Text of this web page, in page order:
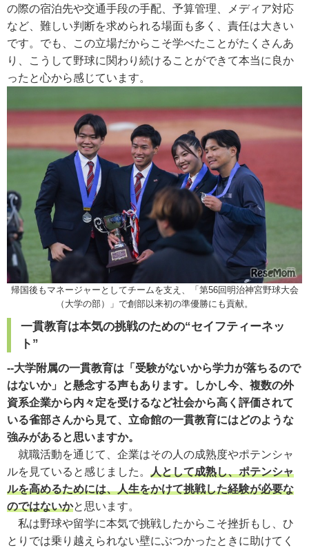
の際の宿泊先や交通手段の手配、予算管理、メディア対応
など、難しい判断を求められる場面も多く、責任は大きい
です。でも、この立場だからこそ学べたことがたくさんあ
り、こうして野球に関わり続けることができて本当に良か
ったと心から感じています。
帰国後もマネージャーとしてチームを支え、「第56回明治神宮野球大会
（大学の部）」で創部以来初の準優勝にも貢献。
一貫教育は本気の挑戦のための“セイフティーネッ
ト”
--大学附属の一貫教育は「受験がないから学力が落ちるので
はないか」と懸念する声もあります。しかし今、複数の外
資系企業から内々定を受けるなど社会から高く評価されて
いる雀部さんから見て、立命館の一貫教育にはどのような
強みがあると思いますか。
就職活動を通じて、企業はその人の成熟度やポテンシャ
ルを見ていると感じました。 人として成熟し、ポテンシャ
ルを高めるためには、人生をかけて挑戦した経験が必要な
のではないかと思います。
私は野球や留学に本気で挑戦したからこそ挫折もし、ひ
とりでは乗り越えられない壁にぶつかったときに助けてく